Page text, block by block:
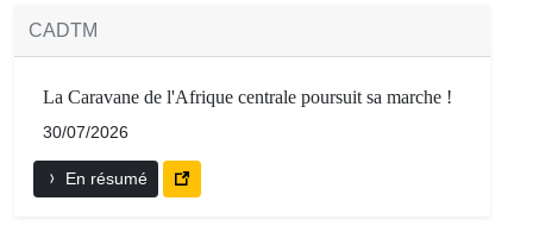
CADTM
La Caravane de l'Afrique centrale poursuit sa marche !
30/07/2026
En résumé